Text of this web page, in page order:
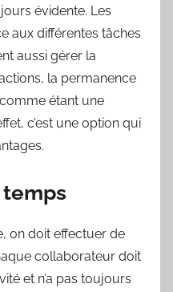
évidente. Les
aux différentes tâches
aussi gérer la
la permanence
étant une
c’est une option qui
temps
on doit effectuer de
collaborateur doit
et n’a pas toujours